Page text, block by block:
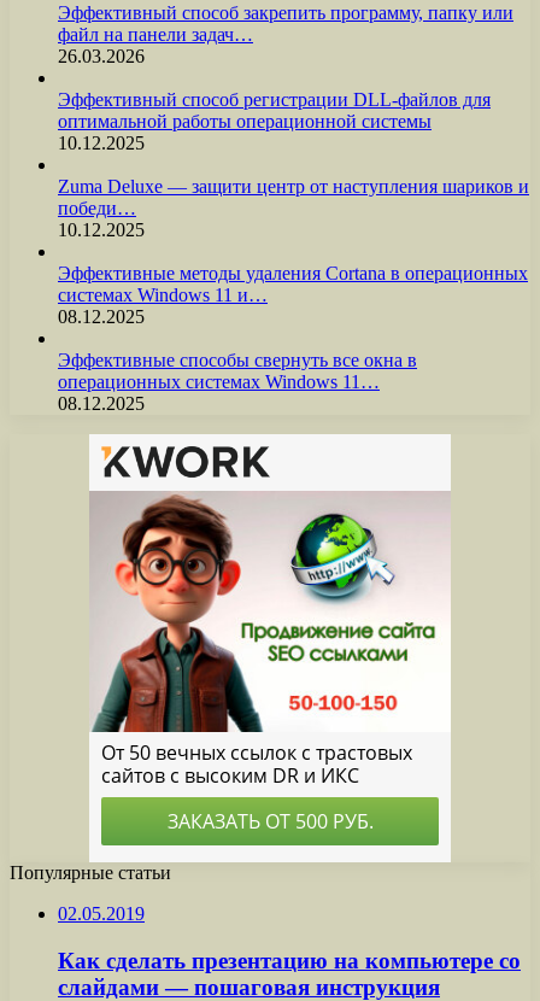
Эффективный способ закрепить программу, папку или
файл на панели задач…
26.03.2026
Эффективный способ регистрации DLL-файлов для
оптимальной работы операционной системы
10.12.2025
Zuma Deluxe — защити центр от наступления шариков и
победи…
10.12.2025
Эффективные методы удаления Cortana в операционных
системах Windows 11 и…
08.12.2025
Эффективные способы свернуть все окна в
операционных системах Windows 11…
08.12.2025
Популярные статьи
02.05.2019
Как сделать презентацию на компьютере со
слайдами — пошаговая инструкция